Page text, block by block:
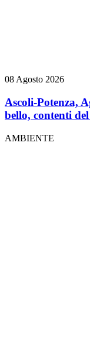
08 Agosto 2026
Ascoli-Potenza,
bello, contenti
AMBIENTE